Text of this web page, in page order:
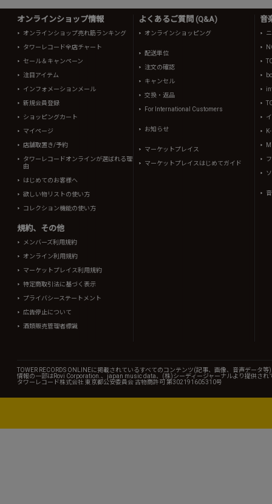
オンラインショップ情報
オンラインショップ売れ筋ランキング
タワーレコード全店チャート
セール＆キャンペーン
注目アイテム
インフォメーションメール
新規会員登録
ショッピングカート
マイページ
店舗取置き/予約
タワーレコードオンラインが選ばれる理
由
はじめてのお客様へ
欲しい物リストの使い方
コレクション機能の使い方
規約、その他
メンバーズ利用規約
オンライン利用規約
マーケットプレイス利用規約
特定商取引法に基づく表示
プライバシーステートメント
広告停止について
酒類販売管理者標識
よくあるご質問 (Q&A)
オンラインショッピング
配送単位
注文の確認
キャンセル
交換・返品
For International Customers
お知らせ
マーケットプレイス
マーケットプレイスはじめてガイド
音
TOWER RECORDS ONLINEに掲載されているすべてのコンテンツ(記事、画像、音声デー
情報の一部はRovi Corporation.、japan music data、(株)シーディージャーナルより提供され
タワーレコード株式会社 東京都公安委員会 古物商許可 第302191605310号